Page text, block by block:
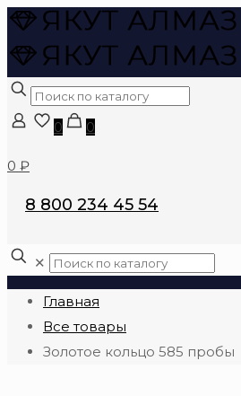
0 0
0 ₽
8 800 234 45 54
✕
Главная
Все товары
Золотое кольцо 585 пробы